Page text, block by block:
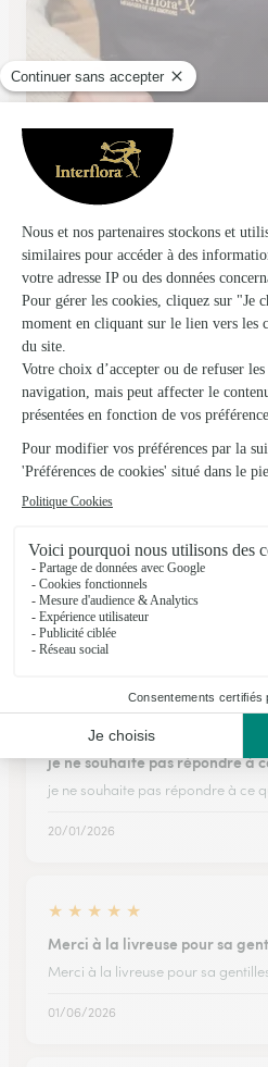
Aux Fleurs du Passage
★★★★★4.3 (126)
1, rue des Martyrs
Voir la boutique
Ils ont fait livrer des
★ ★ ★ ★ ★
C'est toujours compliqué de se…
C'est toujours compliqué de se
11/05/2026
★ ★ ★
je ne souhaite pas répondre à
je ne souhaite pas répondre à ce
20/01/2026
★ ★ ★ ★ ★
Merci à la livreuse pour sa
Merci à la livreuse pour sa
01/06/2026